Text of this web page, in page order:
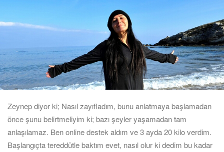
Zeynep diyor ki; Nasıl zayıfladım, bunu anlatmaya başlamadan
önce şunu belirtmeliyim ki; bazı şeyler yaşamadan tam
anlaşılamaz. Ben online destek aldım ve 3 ayda 20 kilo verdim.
Başlangıçta tereddütle baktım evet, nasıl olur ki dedim bu kadar